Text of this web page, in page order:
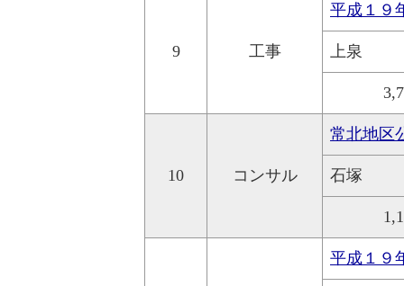
9 工事
平成１９
上泉
10 コンサル
常北地区
石塚
平成１９